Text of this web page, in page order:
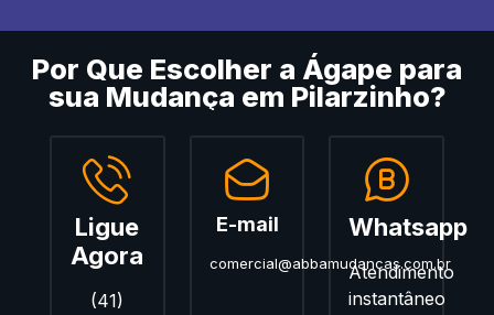
Por Que Escolher a Ágape para
sua Mudança em Pilarzinho?
Ligue
Agora
(41)
E-mail
comercial@abbamudancas.com.br
Whatsapp
Atendimento
instantâneo